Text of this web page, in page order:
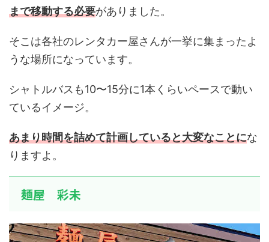
まで移動する必要がありました。
そこは各社のレンタカー屋さんが一挙に集まったよ
うな場所になっています。
シャトルバスも10〜15分に1本くらいペースで動い
ているイメージ。
あまり時間を詰めて計画していると大変なことにな
りますよ。
麺屋 彩未